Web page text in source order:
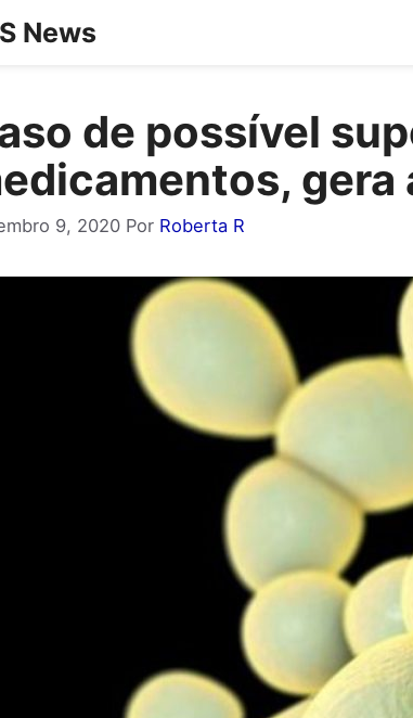
News
de possível
gera
9, 2020 Por Roberta R